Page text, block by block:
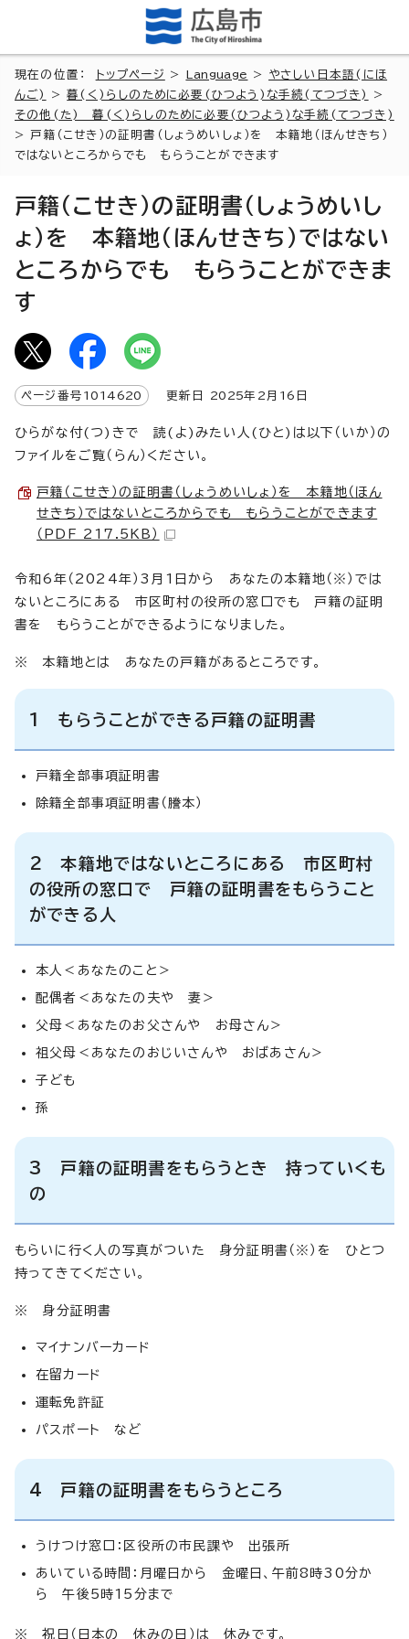
現在の位置： トップページ > Language > やさしい日本語(にほ
んご)
>暮(く)らしのために必要(ひつよう)な手続(てつづき)
>
その他(た) 暮(く)らしのために必要(ひつよう)な手続(てつづき)
> 戸籍（こせき）の証明書（しょうめいしょ）を 本籍地（ほんせきち）
ではないところからでも もらうことができます
戸籍（こせき）の証明書（しょうめいし
ょ）を 本籍地（ほんせきち）ではない
ところからでも もらうことができま
す
ページ番号 1014620 更新日 2025年2月 16 日
ひらがな付(つ)きで 読(よ)みたい人(ひと)は以下（いか）の
ファイルをご覧（らん）ください。
戸籍（こせき）の証明書（しょうめいしょ）を 本籍地（ほん
せきち）ではないところからでも もらうことができます
（PDF 217.5KB）
令和6年（2024年）3月1日から あなたの本籍地（※）では
ないところにある 市区町村の役所の窓口でも 戸籍の証明
書を もらうことができるようになりました。
※ 本籍地とは あなたの戸籍があるところです。
1 もらうことができる戸籍の証明書
戸籍全部事項証明書
除籍全部事項証明書（謄本）
2 本籍地ではないところにある 市区町村
の役所の窓口で 戸籍の証明書をもらうこと
ができる人
本人＜あなたのこと＞
配偶者＜あなたの夫や 妻＞
父母＜あなたのお父さんや お母さん＞
祖父母＜あなたのおじいさんや おばあさん＞
子ども
孫
3 戸籍の証明書をもらうとき 持っていくも
の
もらいに行く人の写真がついた 身分証明書（※）を ひとつ
持ってきてください。
※ 身分証明書
マイナンバーカード
在留カード
運転免許証
パスポート など
4 戸籍の証明書をもらうところ
うけつけ窓口：区役所の市民課や 出張所
あいている時間：月曜日から 金曜日、午前8時30分か
ら 午後5時15分まで
※ 祝日（日本の 休みの日）は 休みです。